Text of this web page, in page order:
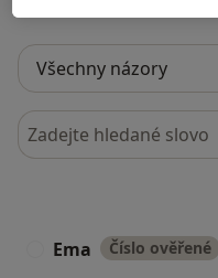
Hledejte v názorech
Ema Číslo ověřené